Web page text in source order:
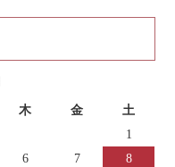
木 金 土
1
6 7
8